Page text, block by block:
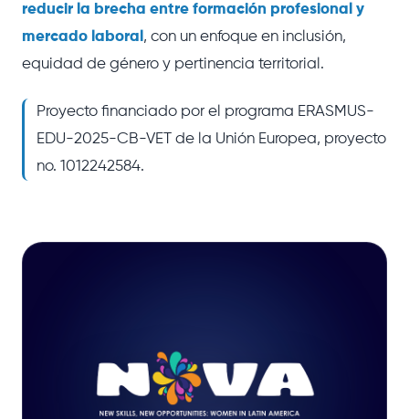
reducir la brecha entre formación profesional y
mercado laboral , con un enfoque en inclusión,
equidad de género y pertinencia territorial.
Proyecto financiado por el programa ERASMUS-
EDU-2025-CB-VET de la Unión Europea, proyecto
no. 1012242584.